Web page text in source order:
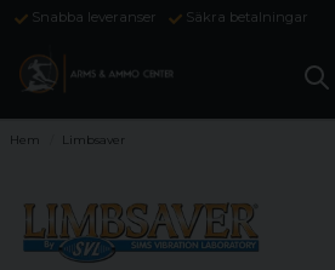
Snabba leveranser Säkra betalningar
Hem Limbsaver